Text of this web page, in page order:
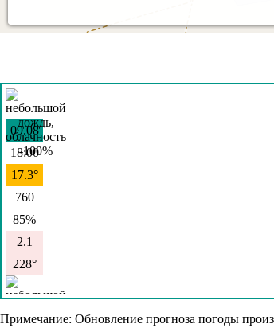
09.08
18:00
17.3°
760
85%
2.1
228°
09.08
Примечание: Обновление прогноза погоды